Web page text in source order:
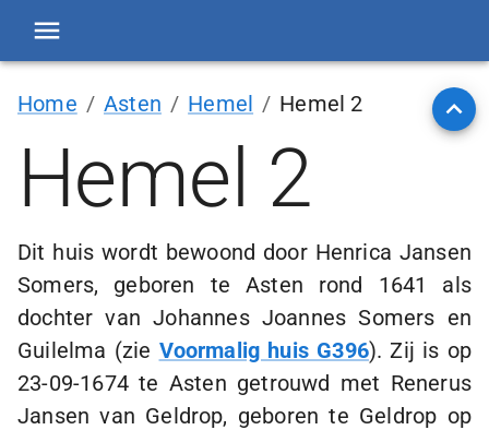
Home / Asten / Hemel / Hemel 2
Hemel 2
Dit huis wordt bewoond door Henrica Jansen
Somers, geboren te Asten rond 1641 als
dochter van Johannes Joannes Somers en
Guilelma (zie Voormalig huis G396). Zij is op
23-09-1674te Asten getrouwd met Renerus
Jansen van Geldrop, geboren te Geldrop op